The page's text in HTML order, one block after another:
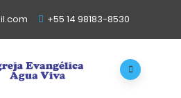
+55 14 98183-8530